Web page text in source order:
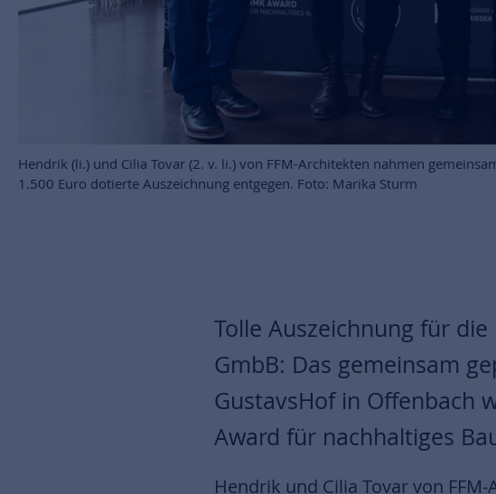
Hendrik (li.) und Cilia Tovar (2. v. li.) von FFM-Architekten nahmen
1.500 Euro dotierte Auszeichnung entgegen. Foto: Marika Sturm
Tolle Auszeichnung für
GmbB: Das gemeinsam
GustavsHof in Offenbach
Award für nachhaltiges
Hendrik und Cilia Tovar von